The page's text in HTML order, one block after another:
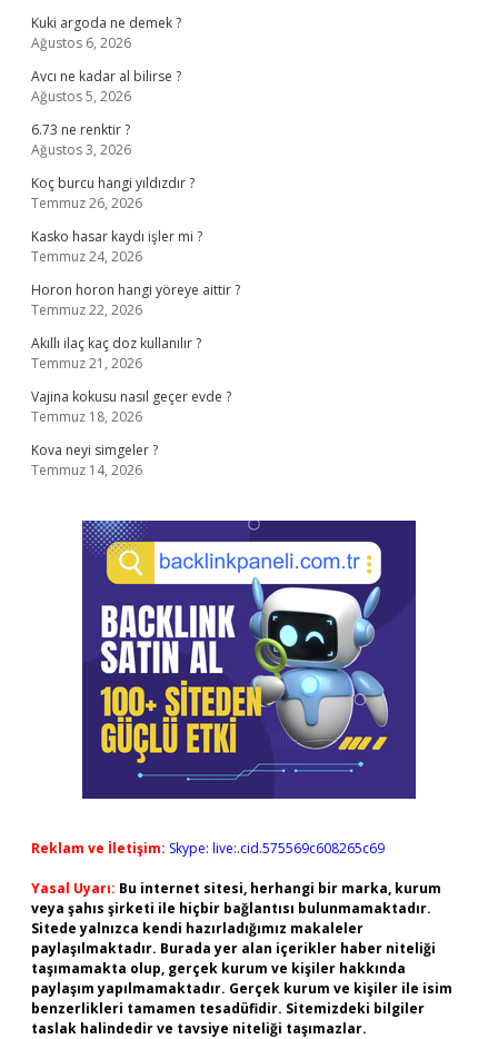
Kuki argoda ne demek ?
Ağustos 6, 2026
Avcı ne kadar al bilirse ?
Ağustos 5, 2026
6.73 ne renktir ?
Ağustos 3, 2026
Koç burcu hangi yıldızdır ?
Temmuz 26, 2026
Kasko hasar kaydı işler mi ?
Temmuz 24, 2026
Horon horon hangi yöreye aittir ?
Temmuz 22, 2026
Akıllı ilaç kaç doz kullanılır ?
Temmuz 21, 2026
Vajina kokusu nasıl geçer evde ?
Temmuz 18, 2026
Kova neyi simgeler ?
Temmuz 14, 2026
Reklam ve İletişim: Skype: live:.cid.575569c608265c69
Yasal Uyarı: Bu internet sitesi, herhangi bir marka, kurum
veya şahıs şirketi ile hiçbir bağlantısı bulunmamaktadır.
Sitede yalnızca kendi hazırladığımız makaleler
paylaşılmaktadır. Burada yer alan içerikler haber niteliği
taşımamakta olup, gerçek kurum ve kişiler hakkında
paylaşım yapılmamaktadır. Gerçek kurum ve kişiler ile isim
benzerlikleri tamamen tesadüfidir. Sitemizdeki bilgiler
taslak halindedir ve tavsiye niteliği taşımazlar.